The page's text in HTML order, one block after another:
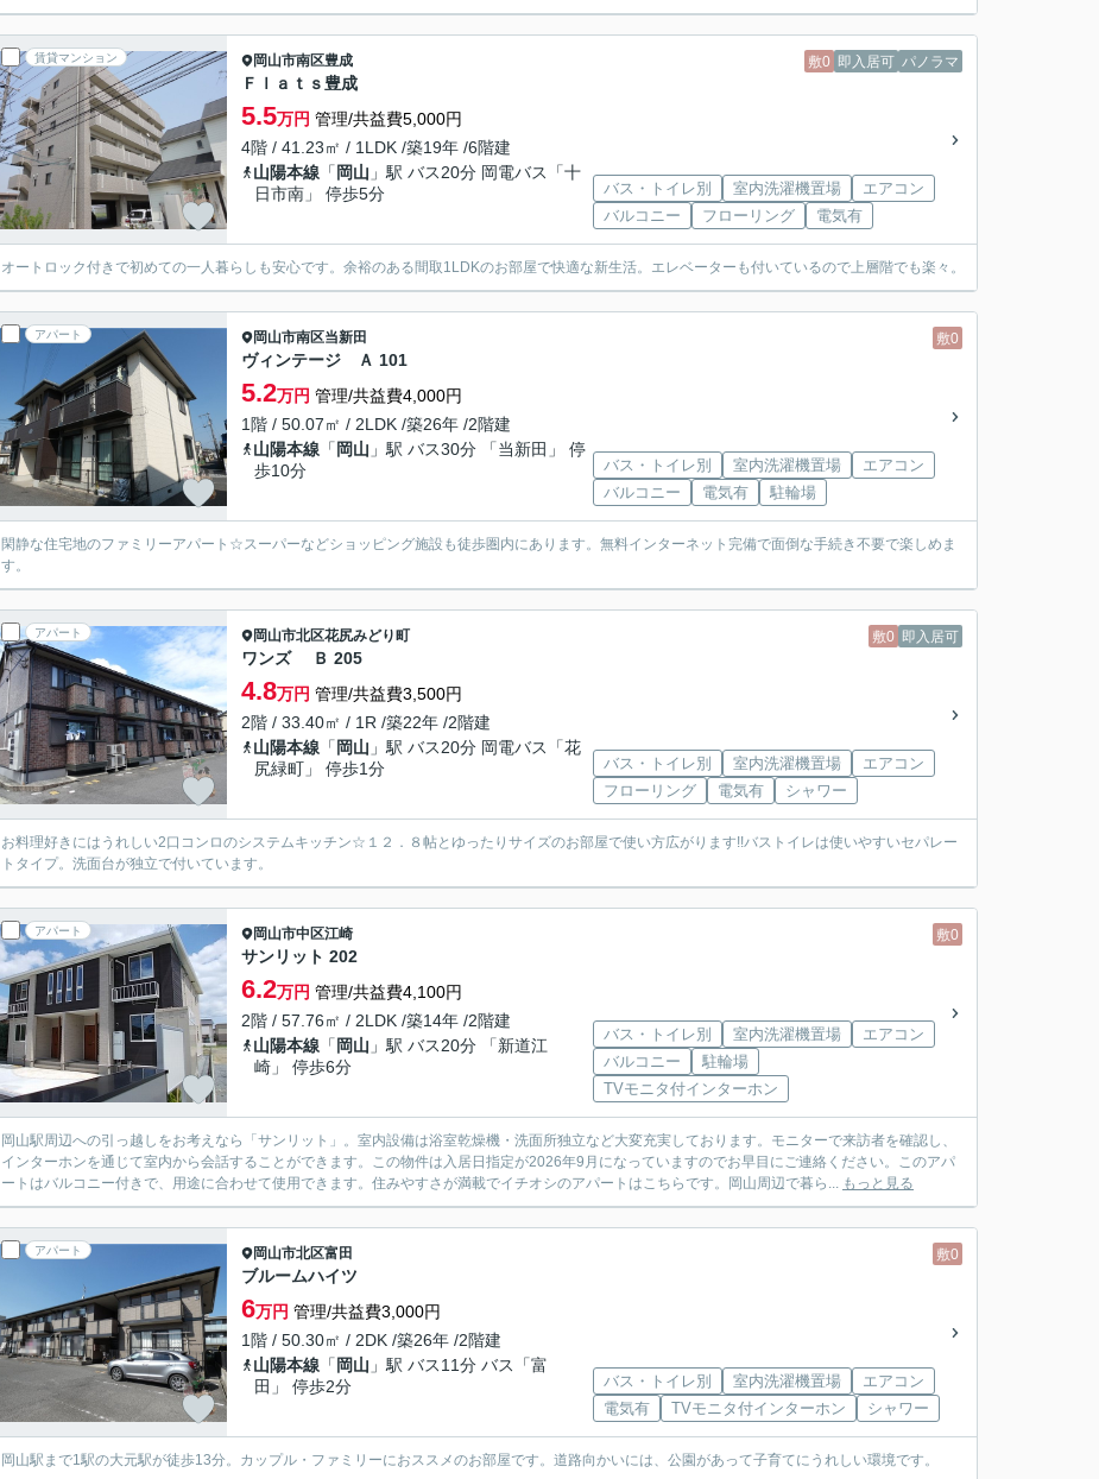
賃貸マンション 敷0 即入居可 パノラマ
岡山市南区豊成
Ｆｌａｔｓ豊成
5.5万円 管理/共益費5,000円
4階 / 41.23㎡ / 1LDK /築19年 /6階建
山陽本線 「 岡山 」駅 バス20分 岡電バス「十
日市南」 停歩5分
バス・トイレ別 室内洗濯機置場
エアコン
バルコニー
フローリング 電気有
オートロック付きで初めての一人暮らしも安心です。余裕のある間取1LDKのお部屋で快適な新生活。エレベーターも付いているので上層階でも楽々。
アパート 敷0
岡山市南区当新田
ヴィンテージ Ａ 101
5.2万円 管理/共益費4,000円
1階 / 50.07㎡ / 2LDK /築26年 /2階建
山陽本線 「 岡山 」駅 バス30分 「当新田」 停
歩10分
バス・トイレ別 室内洗濯機置場
エアコン
バルコニー
電気有 駐輪場
閑静な住宅地のファミリーアパート☆スーパーなどショッピング施設も徒歩圏内にあります。無料インターネット完備で面倒な手続き不要で楽しめま
す。
アパート 敷0 即入居可
岡山市北区花尻みどり町
ワンズ Ｂ 205
4.8万円 管理/共益費3,500円
2階 / 33.40㎡ / 1R /築22年 /2階建
山陽本線 「 岡山 」駅 バス20分 岡電バス「花
尻緑町」 停歩1分
バス・トイレ別 室内洗濯機置場
エアコン
フローリング
電気有 シャワー
お料理好きにはうれしい2口コンロのシステムキッチン☆１２．８帖とゆったりサイズのお部屋で使い方広がります!!バストイレは使いやすいセパレー
トタイプ。洗面台が独立で付いています。
アパート 敷0
岡山市中区江崎
サンリット 202
6.2万円 管理/共益費4,100円
2階 / 57.76㎡ / 2LDK /築14年 /2階建
山陽本線 「 岡山 」駅 バス20分 「新道江
崎」 停歩6分
バス・トイレ別 室内洗濯機置場
エアコン
バルコニー
駐輪場
TVモニタ付インターホン
岡山駅周辺への引っ越しをお考えなら「サンリット」。室内設備は浴室乾燥機・洗面所独立など大変充実しております。モニターで来訪者を確認し、
インターホンを通じて室内から会話することができます。この物件は入居日指定が2026年9月になっていますのでお早目にご連絡ください。このアパ
ートはバルコニー付きで、用途に合わせて使用できます。住みやすさが満載でイチオシのアパートはこちらです。岡山周辺で暮ら... もっと見る
アパート 敷0
岡山市北区富田
ブルームハイツ
6万円 管理/共益費3,000円
1階 / 50.30㎡ / 2DK /築26年 /2階建
山陽本線 「 岡山 」駅 バス11分 バス「富
田」 停歩2分
バス・トイレ別 室内洗濯機置場
エアコン
電気有
TVモニタ付インターホン シャワー
岡山駅まで1駅の大元駅が徒歩13分。カップル・ファミリーにおススメのお部屋です。道路向かいには、公園があって子育てにうれしい環境です。